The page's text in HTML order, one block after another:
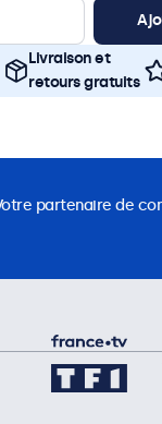
Livraison et
retours gratuits
partenaire de